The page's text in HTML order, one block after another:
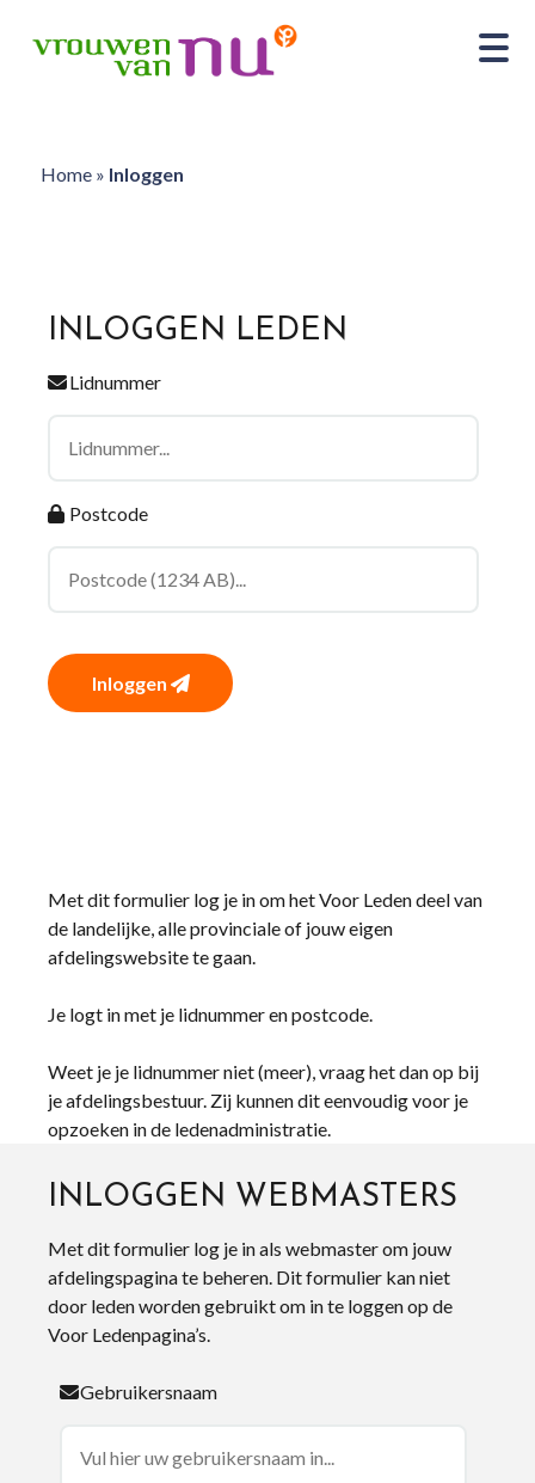
Home» Inloggen
INLOGGEN LEDEN
Lidnummer
Postcode
Inloggen
Met dit formulier log je in om het Voor Leden deel van
de landelijke, alle provinciale of jouw eigen
afdelingswebsite te gaan.
Je logt in met je lidnummer en postcode.
Weet je je lidnummer niet (meer), vraag het dan op bij
je afdelingsbestuur. Zij kunnen dit eenvoudig voor je
opzoeken in de ledenadministratie.
INLOGGEN WEBMASTERS
Met dit formulier log je in als webmaster om jouw
afdelingspagina te beheren. Dit formulier kan niet
door leden worden gebruikt om in te loggen op de
Voor Ledenpagina’s.
Gebruikersnaam